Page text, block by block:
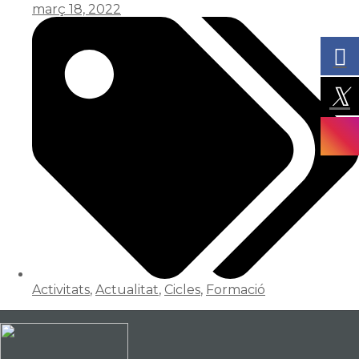
març 18, 2022
Activitats, Actualitat, Cicles, Formació